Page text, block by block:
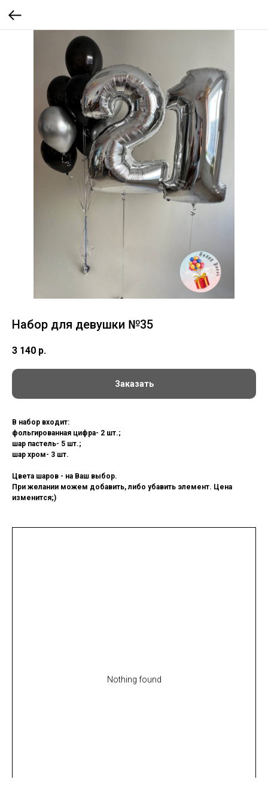
Набор для девушки №35
3 140 р.
Заказать
В набор входит:
фольгированная цифра- 2 шт.;
шар пастель- 5 шт.;
шар хром- 3 шт.
Цвета шаров - на Ваш выбор.
При желании можем добавить, либо убавить элемент. Цена
изменится;)
Nothing found